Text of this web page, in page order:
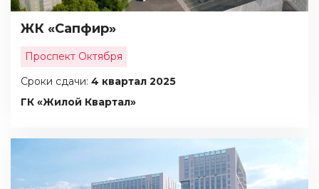
ЖК «Сапфир»
Проспект Октября
Сроки сдачи: 4 квартал 2025
ГК «Жилой Квартал»